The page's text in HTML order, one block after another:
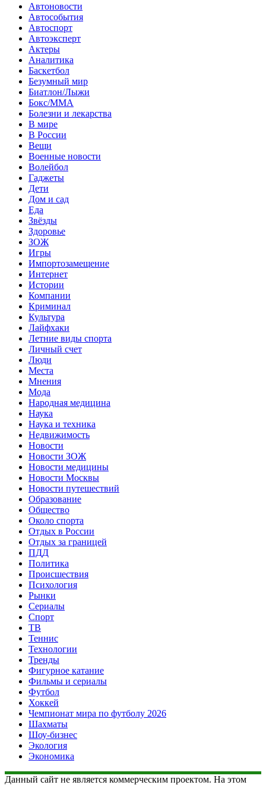
Автоновости
Автособытия
Автоспорт
Автоэксперт
Актеры
Аналитика
Баскетбол
Безумный мир
Биатлон/Лыжи
Бокс/MMA
Болезни и лекарства
В мире
В России
Вещи
Военные новости
Волейбол
Гаджеты
Дети
Дом и сад
Еда
Звёзды
Здоровье
ЗОЖ
Игры
Импортозамещение
Интернет
Истории
Компании
Криминал
Культура
Лайфхаки
Летние виды спорта
Личный счет
Люди
Места
Мнения
Мода
Народная медицина
Наука
Наука и техника
Недвижимость
Новости
Новости ЗОЖ
Новости медицины
Новости Москвы
Новости путешествий
Образование
Общество
Около спорта
Отдых в России
Отдых за границей
ПДД
Политика
Происшествия
Психология
Рынки
Сериалы
Спорт
ТВ
Теннис
Технологии
Тренды
Фигурное катание
Фильмы и сериалы
Футбол
Хоккей
Чемпионат мира по футболу 2026
Шахматы
Шоу-бизнес
Экология
Экономика
Данный сайт не является коммерческим проектом. На этом